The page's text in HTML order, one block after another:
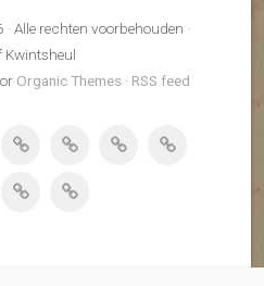
Alle rechten voorbehouden ·
Kwintsheul
Organic Themes· RSS feed